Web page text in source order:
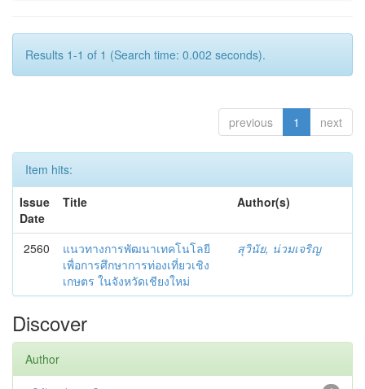
Results 1-1 of 1 (Search time: 0.002 seconds).
previous 1 next
Item hits:
Issue
Date
Title Author(s)
2560
แนวทางการพัฒนาเทคโนโลยี
เพื่อการศึกษาการท่องเที่ยวเชิง
เกษตร ในจังหวัดเชียงใหม่
สุวินัย, น่วมเจริญ
Discover
Author